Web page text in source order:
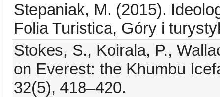
Stepaniak, M. (2015).
Folia Turistica, Góry i
Stokes, S., Koirala, P.,
on Everest: the Khumbu
32(5), 418–420.